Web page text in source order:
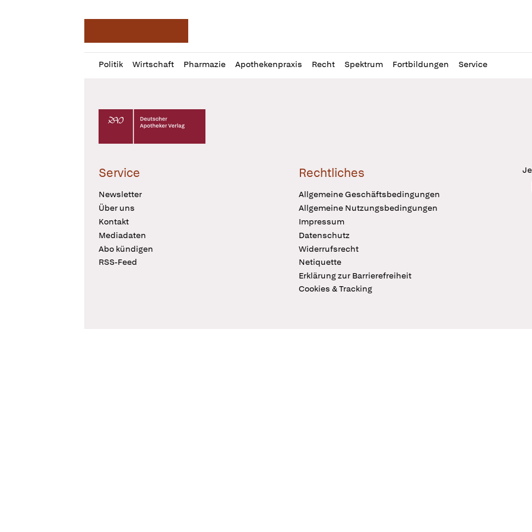
Politik Wirtschaft Pharmazie Apothekenpraxis Recht Spektrum Fortbildungen Service
Profil
öffnen
Daz
Pur
Deutscher Apotheker Verlag Logo
Service
Newsletter
Über uns
Kontakt
Mediadaten
Abo kündigen
RSS-Feed
Rechtliches
Allgemeine Geschäftsbedingungen
Allgemeine Nutzungsbedingungen
Impressum
Datenschutz
Widerrufsrecht
Netiquette
Erklärung zur Barrierefreiheit
Cookies & Tracking